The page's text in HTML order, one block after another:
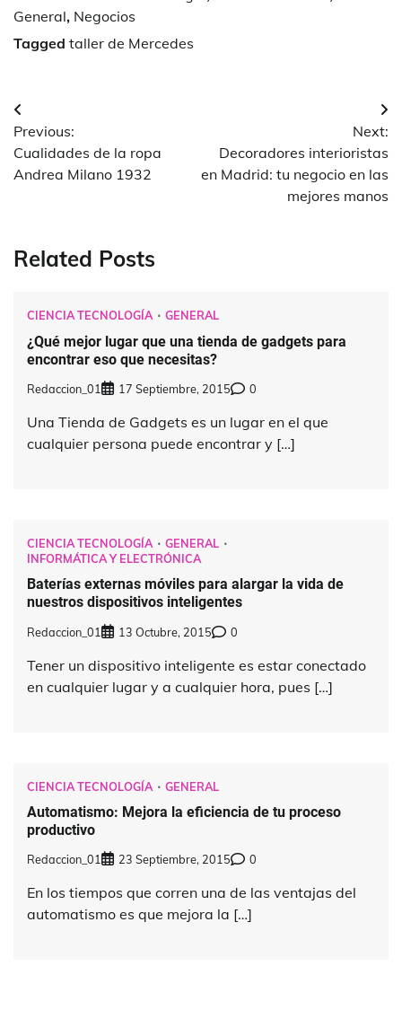
General, Negocios
Tagged taller de Mercedes
Navegación
de
entradas
Previous:
Cualidades de la ropa
Andrea Milano 1932
Next:
Decoradores interioristas
en Madrid: tu negocio en las
mejores manos
Related Posts
CIENCIA TECNOLOGÍA GENERAL
¿Qué mejor lugar que una tienda de gadgets para
encontrar eso que necesitas?
Redaccion_01 17 Septiembre, 2015 0
Una Tienda de Gadgets es un lugar en el que
cualquier persona puede encontrar y […]
CIENCIA TECNOLOGÍA
GENERAL
INFORMÁTICA Y ELECTRÓNICA
Baterías externas móviles para alargar la vida de
nuestros dispositivos inteligentes
Redaccion_01 13 Octubre, 2015 0
Tener un dispositivo inteligente es estar conectado
en cualquier lugar y a cualquier hora, pues […]
CIENCIA TECNOLOGÍA GENERAL
Automatismo: Mejora la eficiencia de tu proceso
productivo
Redaccion_01 23 Septiembre, 2015 0
En los tiempos que corren una de las ventajas del
automatismo es que mejora la […]